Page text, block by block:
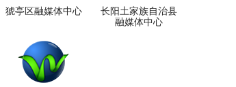
猇亭区融媒体中心
长阳土家族自治县
融媒体中心